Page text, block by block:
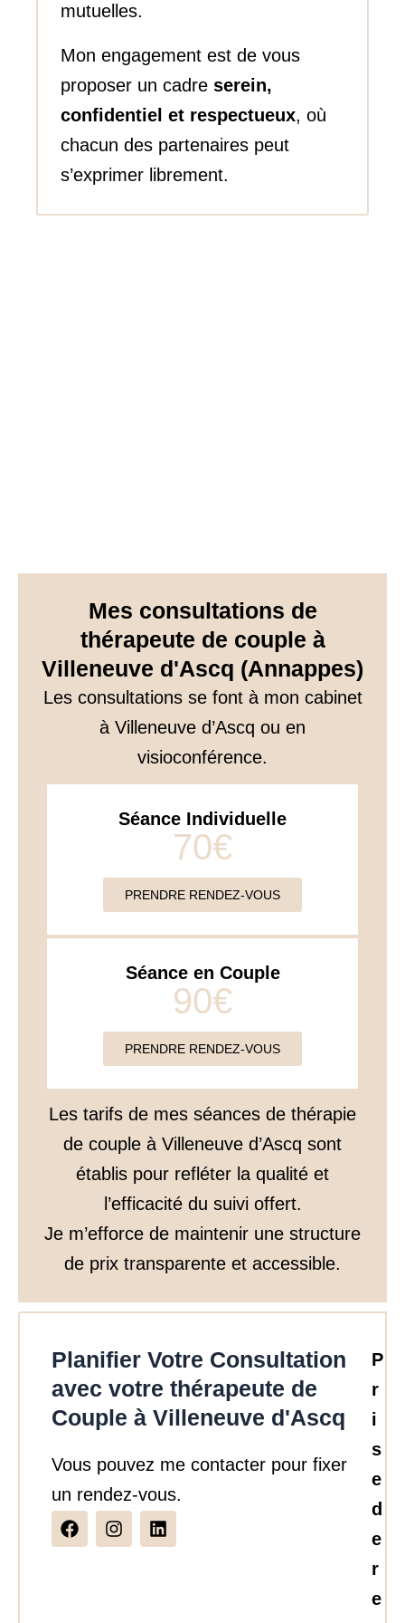
mutuelles.
Mon engagement est de vous
proposer un cadreserein,
confidentiel et respectueux, où
chacun des partenaires peut
s’exprimer librement.
Mes consultations de
thérapeute de couple à
Villeneuve d'Ascq (Annappes)
Les consultations se font à mon cabinet
à Villeneuve d’Ascq ou en
visioconférence.
Séance Individuelle
70€
PRENDRE RENDEZ-VOUS
Séance en Couple​
90€
PRENDRE RENDEZ-VOUS
Les tarifs de mes séances de thérapie
de couple à Villeneuve d’Ascq sont
établis pour refléter la qualité et
l’efficacité du suivi offert.
Je m’efforce de maintenir une structure
de prix transparente et accessible.
Planifier Votre Consultation
avec votre thérapeute de
Couple à Villeneuve d'Ascq
Vous pouvez me contacter pour fixer
un rendez-vous.
F
a
I
n
L
i
P
r
i
s
e
d
e
r
e